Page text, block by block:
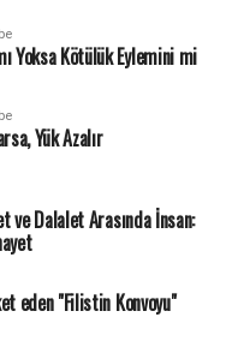
Yoksa Kötülük Eylemini mi
Yük Azalır
ve Dalalet Arasında İnsan:
eden "Filistin Konvoyu"